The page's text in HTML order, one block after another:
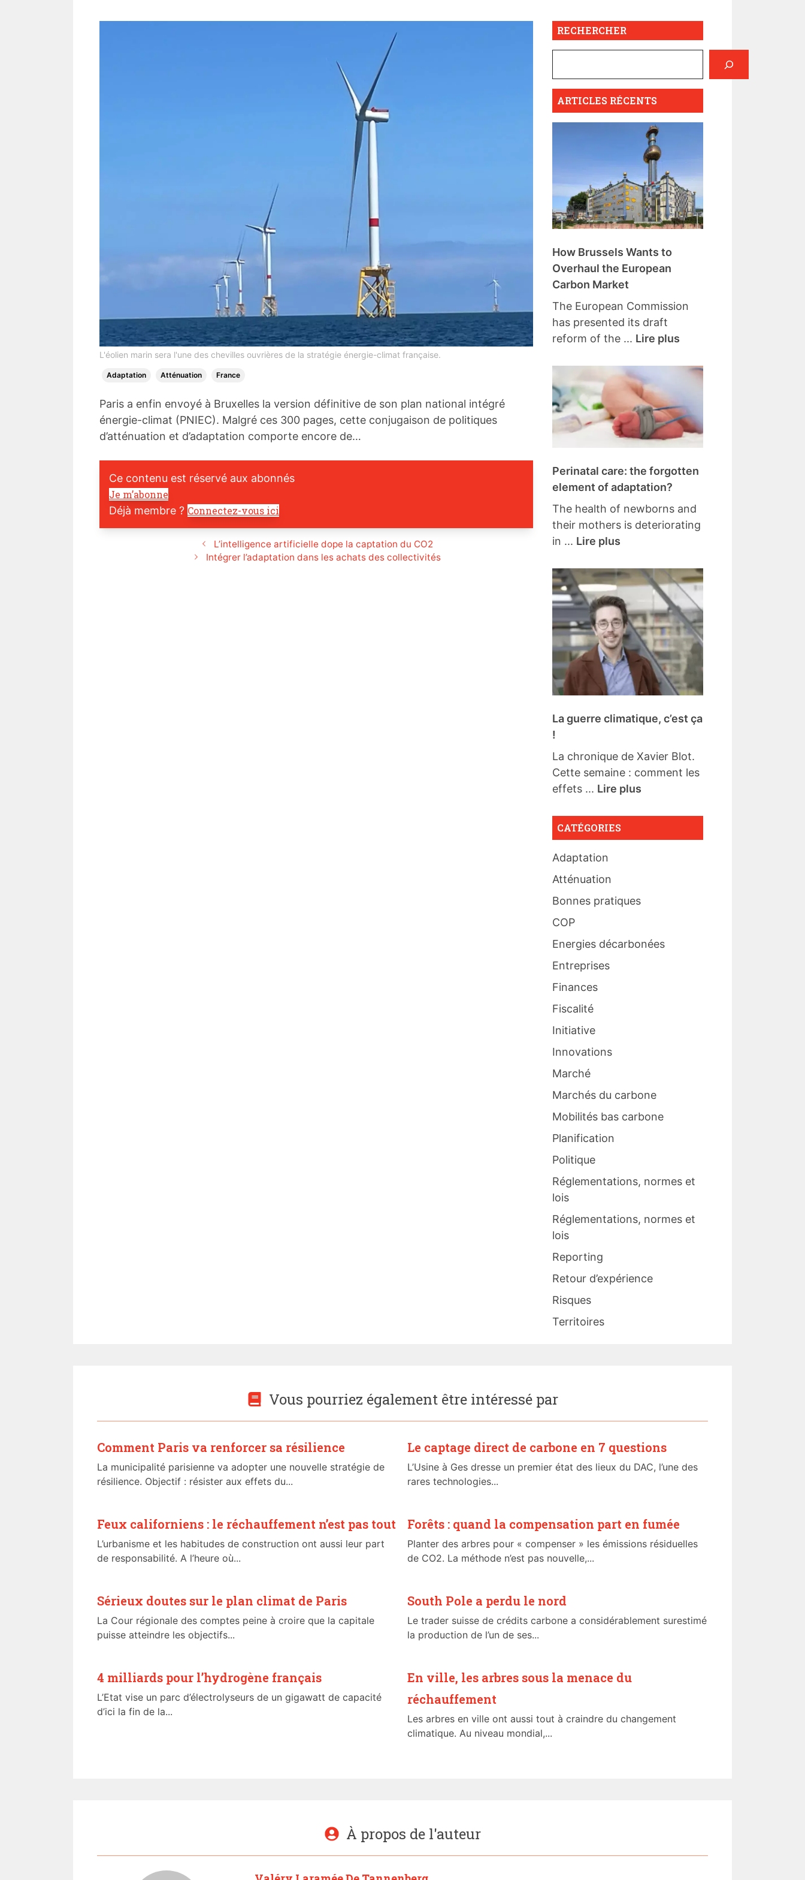
L'éolien marin sera l'une des chevilles ouvrières de la stratégie énergie-climat française.
Adaptation Atténuation France
Paris a enfin envoyé à Bruxelles la version définitive de son plan national intégré
énergie-climat (PNIEC). Malgré ces 300 pages, cette conjugaison de politiques
d’atténuation et d’adaptation comporte encore de…
Ce contenu est réservé aux abonnés
Je m’abonne
Déjà membre ? Connectez-vous ici
L’intelligence artificielle dope la captation du CO2
Intégrer l’adaptation dans les achats des collectivités
RECHERCHER
ARTICLES RÉCENTS
How Brussels Wants to
Overhaul the European
Carbon Market
The European Commission
has presented its draft
reform of the ... Lire plus
Perinatal care: the forgotten
element of adaptation?
The health of newborns and
their mothers is deteriorating
in ... Lire plus
La guerre climatique, c’est ça
!
La chronique de Xavier Blot.
Cette semaine : comment les
effets ... Lire plus
CATÉGORIES
Adaptation
Atténuation
Bonnes pratiques
COP
Energies décarbonées
Entreprises
Finances
Fiscalité
Initiative
Innovations
Marché
Marchés du carbone
Mobilités bas carbone
Planification
Politique
Réglementations, normes et
lois
Réglementations, normes et
lois
Reporting
Retour d’expérience
Risques
Territoires
Vous pourriez également être intéressé par
Comment Paris va renforcer sa résilience
La municipalité parisienne va adopter une nouvelle stratégie de
résilience. Objectif : résister aux effets du...
Le captage direct de carbone en 7 questions
L’Usine à Ges dresse un premier état des lieux du DAC, l’une des
rares technologies...
Feux californiens : le réchauffement n’est pas tout
L’urbanisme et les habitudes de construction ont aussi leur part
de responsabilité. A l’heure où...
Forêts : quand la compensation part en fumée
Planter des arbres pour « compenser » les émissions résiduelles
de CO2. La méthode n’est pas nouvelle,...
Sérieux doutes sur le plan climat de Paris
La Cour régionale des comptes peine à croire que la capitale
puisse atteindre les objectifs...
South Pole a perdu le nord
Le trader suisse de crédits carbone a considérablement surestimé
la production de l’un de ses...
4 milliards pour l’hydrogène français
L’Etat vise un parc d’électrolyseurs de un gigawatt de capacité
d’ici la fin de la...
En ville, les arbres sous la menace du
réchauffement
Les arbres en ville ont aussi tout à craindre du changement
climatique. Au niveau mondial,...
À propos de l'auteur